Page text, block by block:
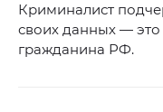
Криминалист
своих данных — это
гражданина РФ.